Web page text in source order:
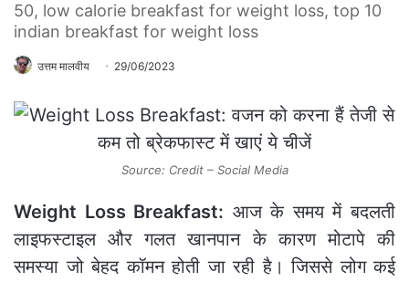
50, low calorie breakfast for weight loss, top 10
indian breakfast for weight loss
उत्तम मालवीय 29/06/2023
Source: Credit – Social Media
Weight Loss Breakfast: आज के समय में बदलती
लाइफस्‍टाइल और गलत खानपान के कारण मोटापे की
समस्या जो बेहद कॉमन होती जा रही है। जिससे लोग कई